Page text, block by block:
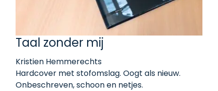
Taal zonder mij
Kristien Hemmerechts
Hardcover met stofomslag. Oogt als nieuw.
Onbeschreven, schoon en netjes.